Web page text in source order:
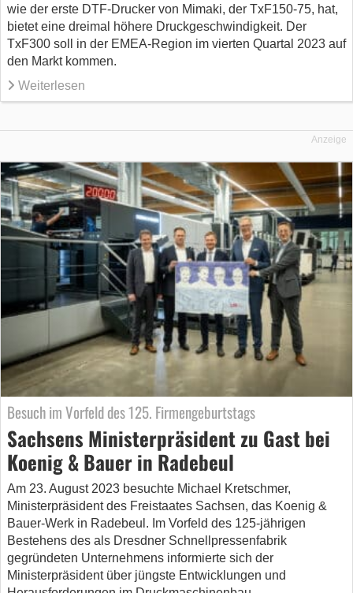
wie der erste DTF-Drucker von Mimaki, der TxF150-75, hat,
bietet eine dreimal höhere Druckgeschwindigkeit. Der
TxF300 soll in der EMEA-Region im vierten Quartal 2023 auf
den Markt kommen.
Weiterlesen
Anzeige
Besuch im Vorfeld des 125. Firmengeburtstags
Sachsens Ministerpräsident zu Gast bei
Koenig & Bauer in Radebeul
Am 23. August 2023 besuchte Michael Kretschmer,
Ministerpräsident des Freistaates Sachsen, das Koenig &
Bauer-Werk in Radebeul. Im Vorfeld des 125-jährigen
Bestehens des als Dresdner Schnellpressenfabrik
gegründeten Unternehmens informierte sich der
Ministerpräsident über jüngste Entwicklungen und